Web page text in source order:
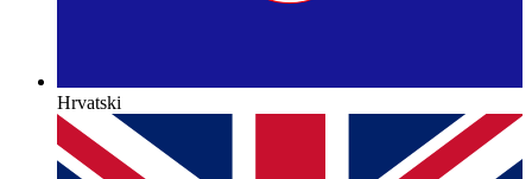
Hrvatski